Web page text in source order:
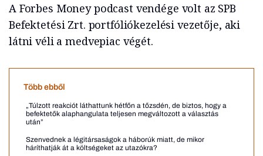
A Forbes Money podcast vendége volt az SPB
Befektetési Zrt. portfóliókezelési vezetője, aki
látni véli a medvepiac végét.
Több ebből
„Túlzott reakciót láthattunk hétfőn a tőzsdén, de biztos, hogy a
befektetők alaphangulata teljesen megváltozott a választás
után”
Szenvednek a légitársaságok a háborúk miatt, de mikor
háríthatják át a költségeket az utazókra?